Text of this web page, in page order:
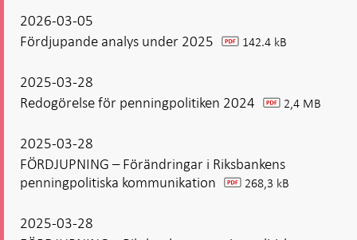
2026-03-05
Fördjupande analys under 2025 pdf 142.4 kB
2025-03-28
Redogörelse för penningpolitiken 2024 pdf 2,4 MB
2025-03-28
FÖRDJUPNING – Förändringar i Riksbankens
penningpolitiska kommunikation pdf 268,3 kB
2025-03-28